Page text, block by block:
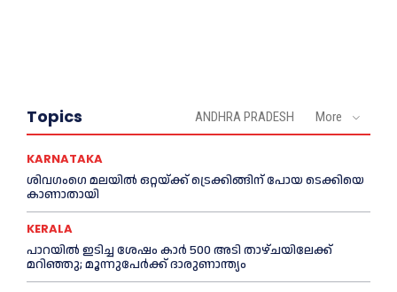
Topics ANDHRA PRADESH More
KARNATAKA
ശിവഗംഗെ മലയിൽ ഒറ്റയ്ക്ക് ട്രെക്കിങ്ങിന് പോയ ടെക്കിയെ
കാണാതായി
KERALA
പാറയിൽ ഇടിച്ച ശേഷം കാർ 500 അടി താഴ്ചയിലേക്ക്
മറിഞ്ഞു; മൂന്നുപേർക്ക് ദാരുണാന്ത്യം